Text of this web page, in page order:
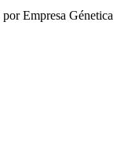
Empresa Génetica